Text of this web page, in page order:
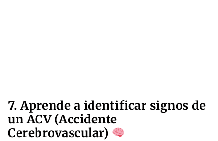
7. Aprende a identificar signos de
un ACV (Accidente
Cerebrovascular)